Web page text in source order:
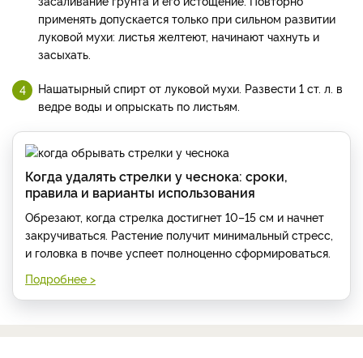
применять допускается только при сильном развитии
луковой мухи: листья желтеют, начинают чахнуть и
засыхать.
Нашатырный спирт от луковой мухи. Развести 1 ст. л. в
ведре воды и опрыскать по листьям.
Когда удалять стрелки у чеснока: сроки,
правила и варианты использования
Обрезают, когда стрелка достигнет 10–15 см и начнет
закручиваться. Растение получит минимальный стресс,
и головка в почве успеет полноценно сформироваться.
Подробнее >